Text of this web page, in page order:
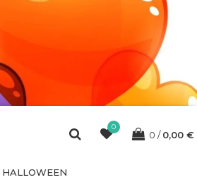
0
0 0,00 €
HALLOWEEN